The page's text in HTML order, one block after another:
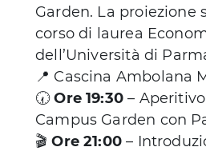
Garden. La proiezione
corso di laurea
dell’Università di
📍 Cascina Ambolana
🕢Ore 19:30 –
Campus Garden con
🎬Ore 21:00 –